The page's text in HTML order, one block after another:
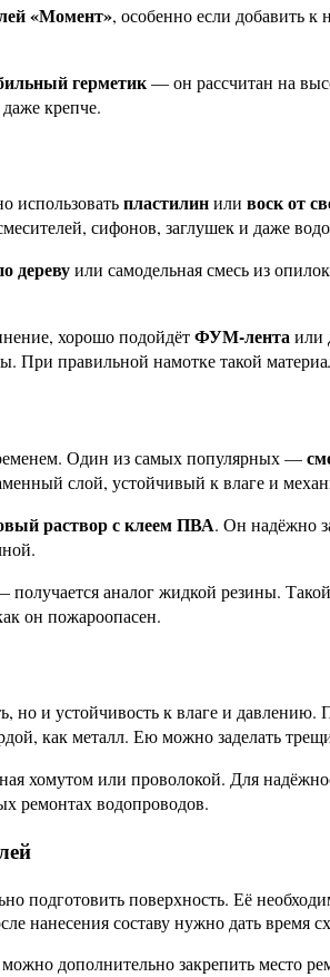
«Момент», особенно если добавить
герметик— он рассчитан на
крепче.
использоватьпластилинили воск от
сифонов, заглушек и даже
деревуили самодельная смесь из
хорошо подойдётФУМ-лентаили
При правильной намотке такой
Один из самых популярных —
слой, устойчивый к влаге и
раствор с клеем ПВА. Он надёжно
получается аналог жидкой резины.
он пожароопасен.
и устойчивость к влаге и давлению.
как металл. Ею можно заделать
хомутом или проволокой. Для
ремонтах водопроводов.
подготовить поверхность. Её
составу нужно дать время
дополнительно закрепить место